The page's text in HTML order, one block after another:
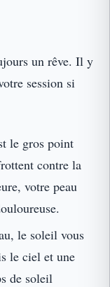
un rêve. Il y
session si
le gros point
contre la
votre peau
le soleil vous
le ciel et une
de soleil